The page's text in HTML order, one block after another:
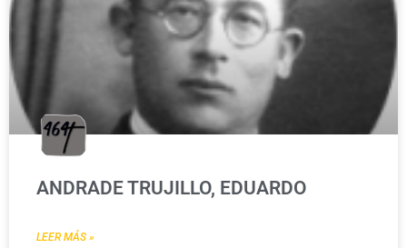
ANDRADE TRUJILLO, EDUARDO
LEER MÁS »